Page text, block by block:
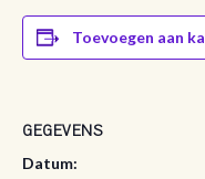
Toevoegen aan
GEGEVENS
Datum: